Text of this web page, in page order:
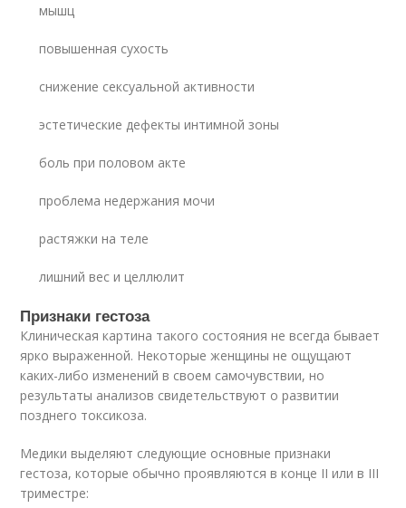
мышц
повышенная сухость
снижение сексуальной активности
эстетические дефекты интимной зоны
боль при половом акте
проблема недержания мочи
растяжки на теле
лишний вес и целлюлит
Признаки гестоза
Клиническая картина такого состояния не всегда бывает
ярко выраженной. Некоторые женщины не ощущают
каких-либо изменений в своем самочувствии, но
результаты анализов свидетельствуют о развитии
позднего токсикоза.
Медики выделяют следующие основные признаки
гестоза, которые обычно проявляются в конце II или в III
триместре: